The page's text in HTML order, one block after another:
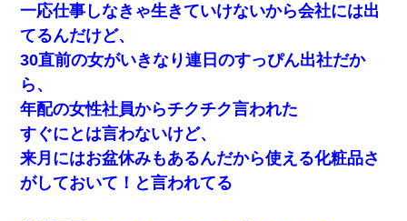
一応仕事しなきゃ生きていけないから会社には出
てるんだけど、
30直前の女がいきなり連日のすっぴん出社だか
ら、
年配の女性社員からチクチク言われた
すぐにとは言わないけど、
来月にはお盆休みもあるんだから使える化粧品さ
がしておいて！と言われてる